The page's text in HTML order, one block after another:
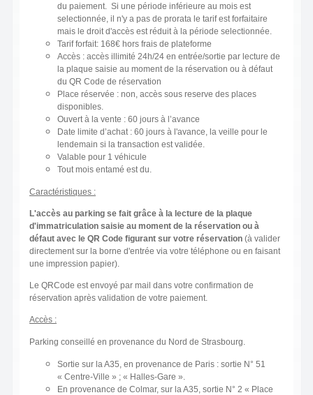
du paiement. Si une période inférieure au mois est
selectionnée, il n'y a pas de prorata le tarif est forfaitaire
mais le droit d'accès est réduit à la période selectionnée.
Tarif forfait: 168€ hors frais de plateforme
Accès : accès illimité 24h/24 en entrée/sortie par lecture de
la plaque saisie au moment de la réservation ou à défaut
du QR Code de réservation
Place réservée : non, accès sous reserve des places
disponibles.
Ouvert à la vente : 60 jours à l’avance
Date limite d’achat : 60 jours à l'avance, la veille pour le
lendemain si la transaction est validée.
Valable pour 1 véhicule
Tout mois entamé est du.
Caractéristiques :
L'accès au parking se fait grâce à la lecture de la plaque
d'immatriculation saisie au moment de la réservation ou à
défaut avec le QR Code figurant sur votre réservation (à valider
directement sur la borne d'entrée via votre téléphone ou en faisant
une impression papier).
Le QRCode est envoyé par mail dans votre confirmation de
réservation après validation de votre paiement.
Accès :
Parking conseillé en provenance du Nord de Strasbourg.
Sortie sur la A35, en provenance de Paris : sortie N° 51
« Centre-Ville » ; « Halles-Gare ».
En provenance de Colmar, sur la A35, sortie N° 2 « Place